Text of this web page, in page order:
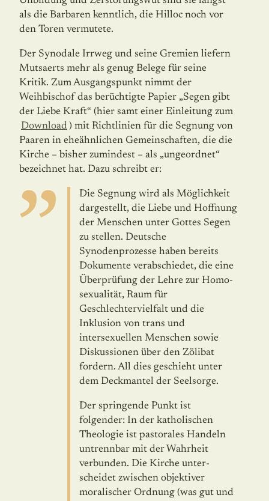
als die Barbaren kenntlich, die Hilloc noch vor
den Toren vermutete.
Der Synodale Irrweg und seine Gremien liefern
Mutsaerts mehr als genug Belege für seine
Kritik. Zum Ausgangspunkt nimmt der
Weihbischof das berüchtigte Papier „Segen gibt
der Liebe Kraft“ (hier samt einer Einleitung zum
Download ) mit Richtlinien für die Segnung von
Paaren in eheähnlichen Gemeinschaften, die die
Kirche – bisher zumindest – als „ungeordnet“
bezeichnet hat. Dazu schreibt er:
Die Segnung wird als Möglichkeit
dargestellt, die Liebe und Hoffnung
der Menschen unter Gottes Segen
zu stellen. Deutsche
Synodenprozesse haben bereits
Dokumente verabschiedet, die eine
Überprüfung der Lehre zur Homo­
sexualität, Raum für
Geschlechtervielfalt und die
Inklusion von trans und
intersexuellen Menschen sowie
Diskussionen über den Zölibat
fordern. All dies geschieht unter
dem Deckmantel der Seelsorge.
Der springende Punkt ist
folgender: In der katholischen
Theologie ist pasto­rales Handeln
untrennbar mit der Wahrheit
verbunden. Die Kirche unter­
scheidet zwischen objektiver
moralischer Ordnung (was gut und